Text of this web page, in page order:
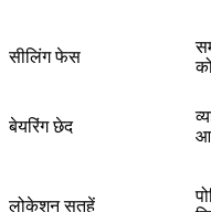
सीलिंग फेस
बेयरिंग छेद
लोकेशन सतहें